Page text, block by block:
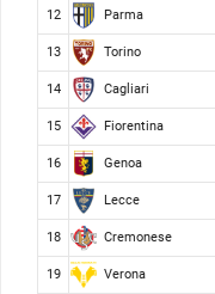
12 Parma
13 Torino
14 Cagliari
15 Fiorentina
16 Genoa
17 Lecce
18 Cremonese
19 Verona